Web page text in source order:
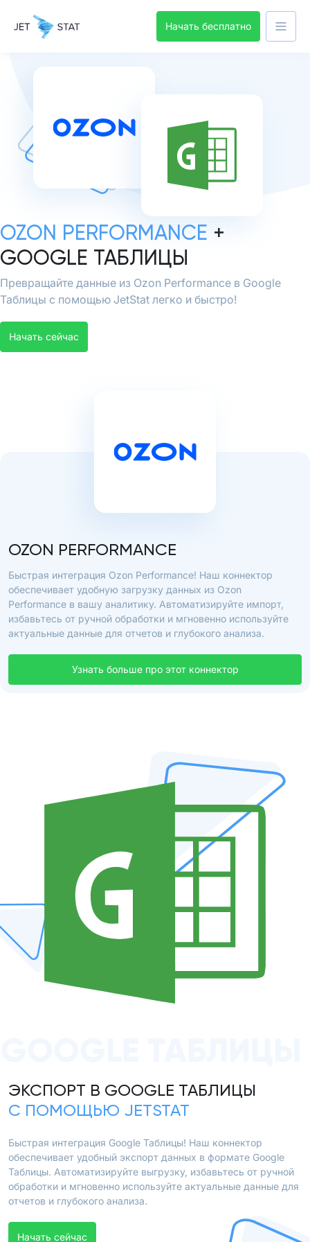
Начать бесплатно
OZON PERFORMANCE +
GOOGLE ТАБЛИЦЫ
Превращайте данные из Ozon Performance в Google
Таблицы с помощью JetStat легко и быстро!
Начать сейчас
OZON PERFORMANCE
Быстрая интеграция Ozon Performance! Наш коннектор
обеспечивает удобную загрузку данных из Ozon
Performance в вашу аналитику. Автоматизируйте импорт,
избавьтесь от ручной обработки и мгновенно используйте
актуальные данные для отчетов и глубокого анализа.
Узнать больше про этот коннектор
ЭКСПОРТ В GOOGLE ТАБЛИЦЫ
С ПОМОЩЬЮ JETSTAT
Быстрая интеграция Google Таблицы! Наш коннектор
обеспечивает удобный экспорт данных в формате Google
Таблицы. Автоматизируйте выгрузку, избавьтесь от ручной
обработки и мгновенно используйте актуальные данные для
отчетов и глубокого анализа.
Начать сейчас